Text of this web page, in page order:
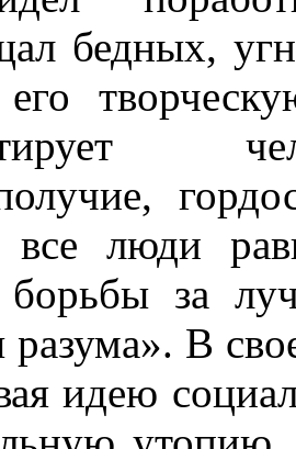
бедных,
все люди
за
разума». В
идею